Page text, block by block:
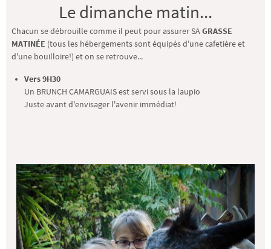
Le dimanche matin...
Chacun se débrouille comme il peut pour assurer SAGRASSE
MATINÉE (tous les hébergements sont équipés d'une cafetière et
d'une bouilloire!) et on se retrouve...
Vers 9H30
Un BRUNCH CAMARGUAIS est servi sous la laupio
Juste avant d'envisager l'avenir immédiat!